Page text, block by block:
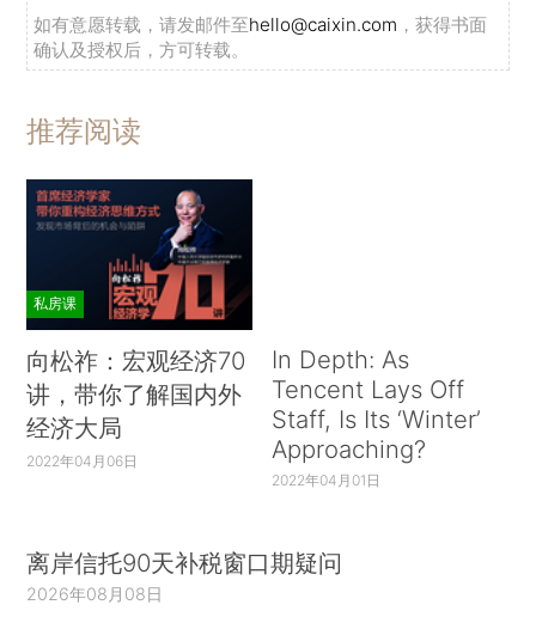
如有意愿转载，请发邮件至hello@caixin.com ，获得书面
确认及授权后，方可转载。
推荐阅读
私房课
向松祚：宏观经济70
讲，带你了解国内外
经济大局
2022年04月06日
In Depth: As
Tencent Lays Off
Staff, Is Its ‘Winter’
Approaching?
2022年04月01日
离岸信托90天补税窗口期疑问
2026年08月08日